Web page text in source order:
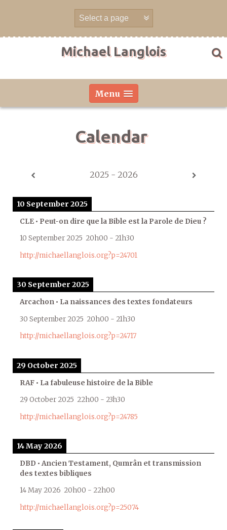
Michael Langlois
Menu
Calendar
2025 - 2026
10 September 2025
CLE • Peut-on dire que la Bible est la Parole de Dieu ?
10 September 2025 20h00 - 21h30
http://michaellanglois.org?p=24701
30 September 2025
Arcachon • La naissances des textes fondateurs
30 September 2025 20h00 - 21h30
http://michaellanglois.org?p=24717
29 October 2025
RAF • La fabuleuse histoire de la Bible
29 October 2025 22h00 - 23h30
http://michaellanglois.org?p=24785
14 May 2026
DBD • Ancien Testament, Qumrân et transmission
des textes bibliques
14 May 2026 20h00 - 22h00
http://michaellanglois.org?p=25074